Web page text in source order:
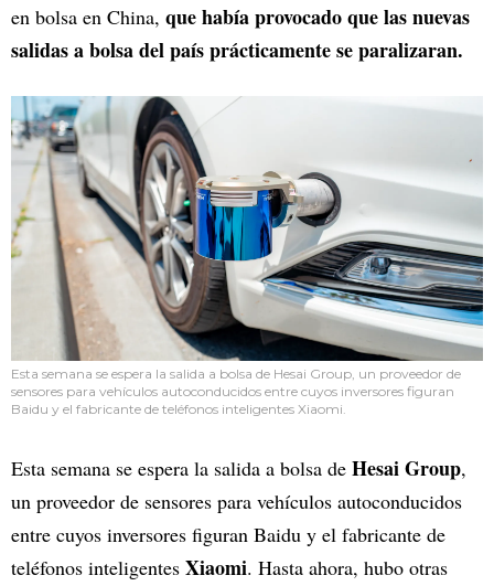
en bolsa en China, que había provocado que las nuevas
salidas a bolsa del país prácticamente se paralizaran.
Esta semana se espera la salida a bolsa de Hesai Group, un proveedor de
sensores para vehículos autoconducidos entre cuyos inversores figuran
Baidu y el fabricante de teléfonos inteligentes Xiaomi.
Esta semana se espera la salida a bolsa de Hesai Group,
un proveedor de sensores para vehículos autoconducidos
entre cuyos inversores figuran Baidu y el fabricante de
teléfonos inteligentes Xiaomi. Hasta ahora, hubo otras